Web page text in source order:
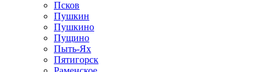
Псков
Пушкин
Пушкино
Пущино
Пыть-Ях
Пятигорск